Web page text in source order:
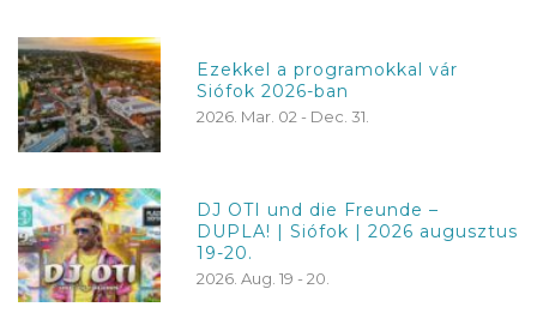
Ezekkel a programokkal vár
Siófok 2026-ban
2026. Mar. 02 - Dec. 31.
DJ OTI und die Freunde –
DUPLA! | Siófok | 2026 augusztus
19-20.
2026. Aug. 19 - 20.